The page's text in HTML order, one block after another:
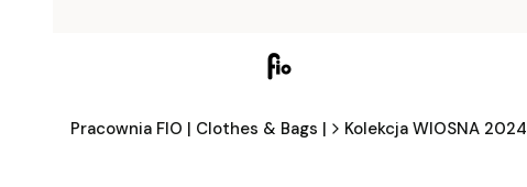
Pracownia FIO | Clothes & Bags | Kolekcja WIOSNA 2024